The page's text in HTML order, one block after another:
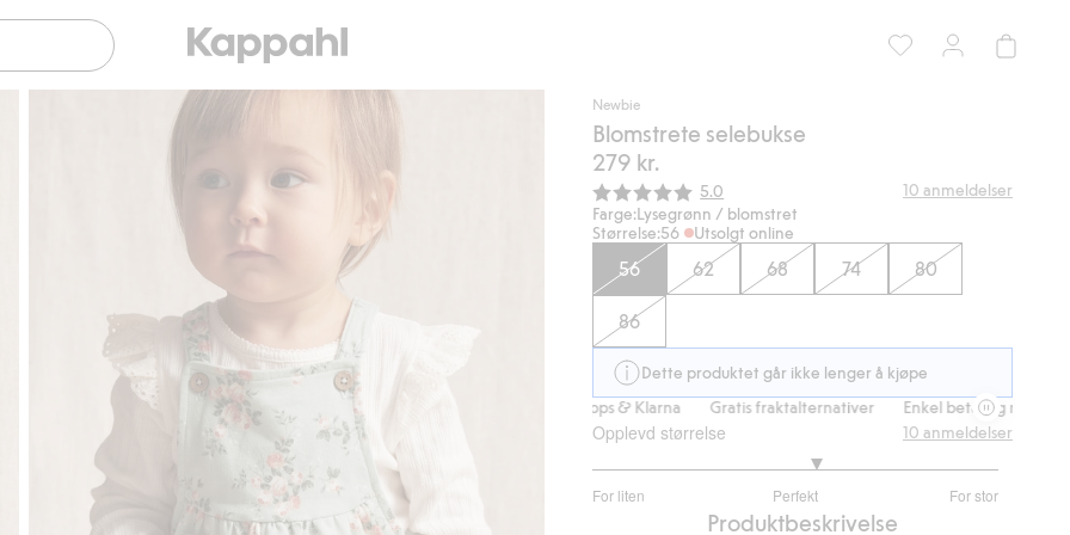
Newbie
Blomstrete selebukse
279 kr.
Gjennomsnittskarakter:
5.0 10 anmeldelser
Farge:Lysegrønn / blomstret
Størrelse:56 Utsolgt online
56 62 68 74 80
86
Dette produktet går ikke lenger å kjøpe
Gratis fraktalternativer
Enkel betaling med Vipps & Klarna Gratis fraktalternativer Enkel betaling med Vipps &
Opplevd størrelse
For liten Perfekt For stor
av
10 anmeldelser
Produktbeskrivelse